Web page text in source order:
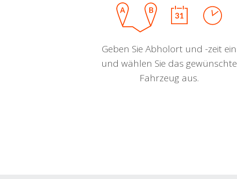
Geben Sie Abholort und -zeit ein
und wählen Sie das gewünschte
Fahrzeug aus.